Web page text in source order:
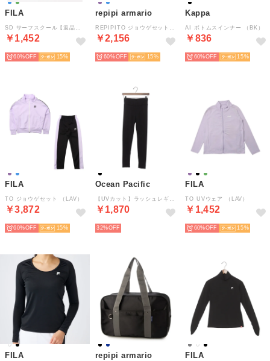
FILA
￥1,452
60% 15
repipi armario
￥2,156
60% 15
Kappa
AI ボトムスインナー （BK）
￥836
60% 15
FILA
TO ジョウゲセット （LAV）
￥3,872
60% 15
Ocean Pacific
￥1,870
32%
FILA
TO UVウェア （LAV）
￥1,452
60% 15
FILA repipi armario FILA